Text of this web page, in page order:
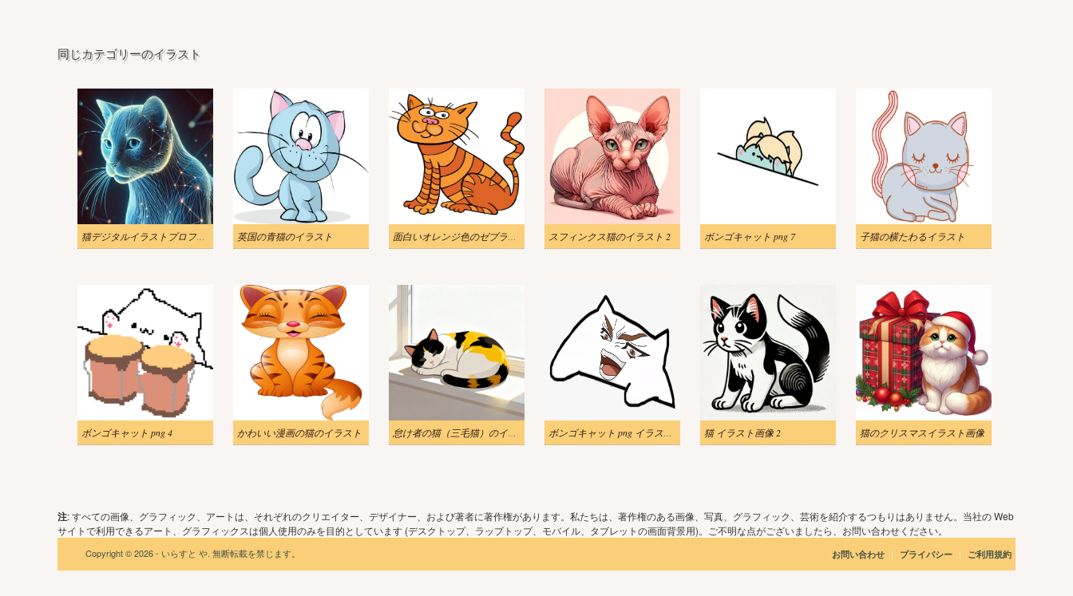
同じカテゴリーのイラスト
猫デジタルイラストプロフィール 英国の青猫のイラスト 面白いオレンジ色のゼブラ猫のイラスト スフィンクス猫のイラスト 2 ボンゴキャット png 7 子猫の横たわるイラスト
ボンゴキャット png 4 かわいい漫画の猫のイラスト 怠け者の猫（三毛猫）のイラストをダウンロード ボンゴキャット png イラスト 7 猫 イラスト画像 2 猫のクリスマスイラスト画像
注: すべての画像、グラフィック、アートは、それぞれのクリエイター、デザイナー、および著者に著作権があります。私たちは、著作権のある画像、写真、グラフィック、芸術を紹介するつもりはありません。当社の Web
サイトで利用できるアート、グラフィックスは個人使用のみを目的としています (デスクトップ、ラップトップ、モバイル、タブレットの画面背景用)。ご不明な点がございましたら、お問い合わせください。
Copyright © 2026 - いらすと や. 無断転載を禁じます。 お問い合わせ | プライバシー | ご利用規約